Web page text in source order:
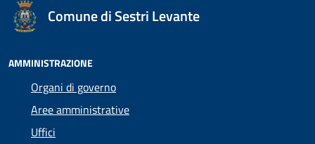
Comune di Sestri Levante
AMMINISTRAZIONE
Organi di governo
Aree amministrative
Uffici